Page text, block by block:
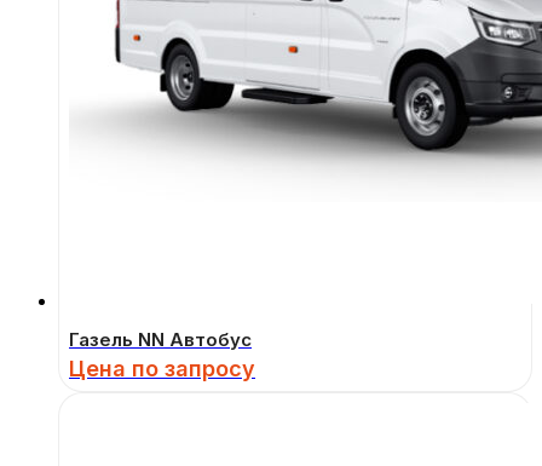
Газель NN Автобус
Цена по запросу